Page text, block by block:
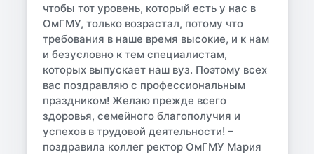
чтобы тот уровень, который есть у нас в
ОмГМУ, только возрастал, потому что
требования в наше время высокие, и к нам
и безусловно к тем специалистам,
которых выпускает наш вуз. Поэтому всех
вас поздравляю с профессиональным
праздником! Желаю прежде всего
здоровья, семейного благополучия и
успехов в трудовой деятельности! –
поздравила коллег ректор ОмГМУ Мария